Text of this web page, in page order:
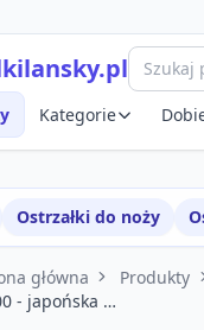
Kategorie
Ostrzałki do noży
główna Produkty
- japońska …
produktu